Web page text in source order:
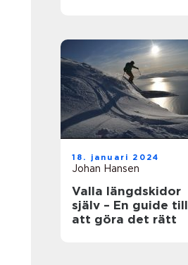
18. januari 2024
Johan Hansen
Valla längdskidor
själv – En guide till
att göra det rätt